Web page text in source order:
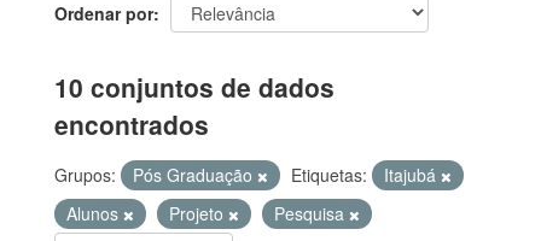
Ordenar por
10 conjuntos de dados
encontrados
Grupos: Pós Graduação Etiquetas:
Itajubá
Alunos
Projeto
Pesquisa